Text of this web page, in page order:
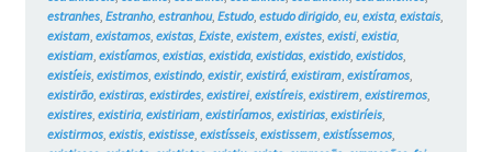
estranhes, Estranho, estranhou, Estudo, estudo dirigido, eu, exista, existais,
existam, existamos, existas, Existe, existem, existes, existi, existia,
existiam, existíamos, existias, existida, existidas, existido, existidos,
existíeis, existimos, existindo, existir, existirá, existiram, existíramos,
existirão, existiras, existirdes, existirei, existíreis, existirem, existiremos,
existires, existiria, existiriam, existiríamos, existirias, existiríeis,
existirmos, existis, existisse, existísseis, existissem, existíssemos,